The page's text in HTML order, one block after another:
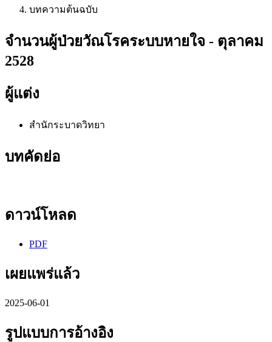
บทความต้นฉบับ
จำนวนผู้ป่วยวัณโรคระบบหายใจ - ตุลาคม
2528
ผู้แต่ง
สำนักระบาดวิทยา
บทคัดย่อ
ดาวน์โหลด
PDF
เผยแพร่แล้ว
2025-06-01
รูปแบบการอ้างอิง